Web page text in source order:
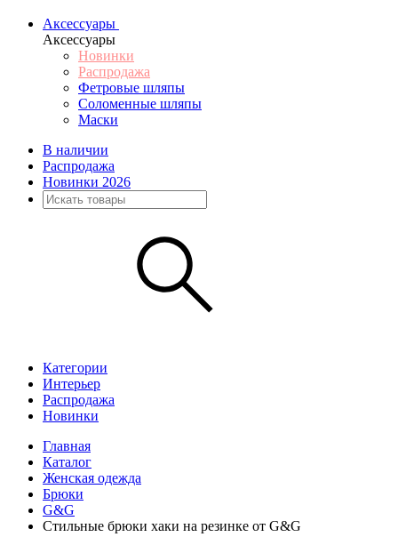
Аксессуары
Аксессуары
Новинки
Распродажа
Фетровые шляпы
Соломенные шляпы
Маски
В наличии
Распродажа
Новинки 2026
Категории
Интерьер
Распродажа
Новинки
Главная
Каталог
Женская одежда
Брюки
G&G
Стильные брюки хаки на резинке от G&G